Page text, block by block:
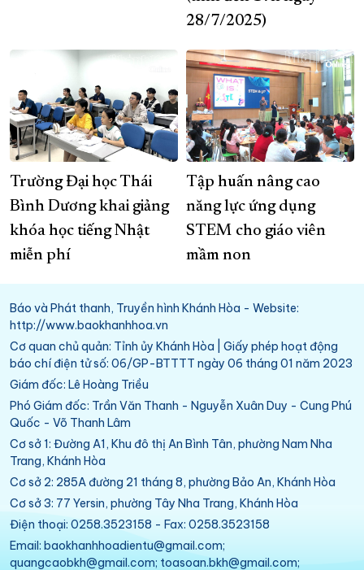
28/7/2025)
Trường Đại học Thái
Bình Dương khai giảng
khóa học tiếng Nhật
miễn phí
Tập huấn nâng cao
năng lực ứng dụng
STEM cho giáo viên
mầm non
Báo và Phát thanh, Truyền hình Khánh Hòa - Website:
http://www.baokhanhhoa.vn
Cơ quan chủ quản: Tỉnh ủy Khánh Hòa | Giấy phép hoạt động
báo chí điện tử số: 06/GP-BTTTT ngày 06 tháng 01 năm 2023
Giám đốc: Lê Hoàng Triều
Phó Giám đốc: Trần Văn Thanh - Nguyễn Xuân Duy - Cung Phú
Quốc - Võ Thanh Lâm
Cơ sở 1: Đường A1, Khu đô thị An Bình Tân, phường Nam Nha
Trang, Khánh Hòa
Cơ sở 2: 285A đường 21 tháng 8, phường Bảo An, Khánh Hòa
Cơ sở 3: 77 Yersin, phường Tây Nha Trang, Khánh Hòa
Điện thoại: 0258.3523158 - Fax: 0258.3523158
Email: baokhanhhoadientu@gmail.com;
quangcaobkh@gmail.com; toasoan.bkh@gmail.com;